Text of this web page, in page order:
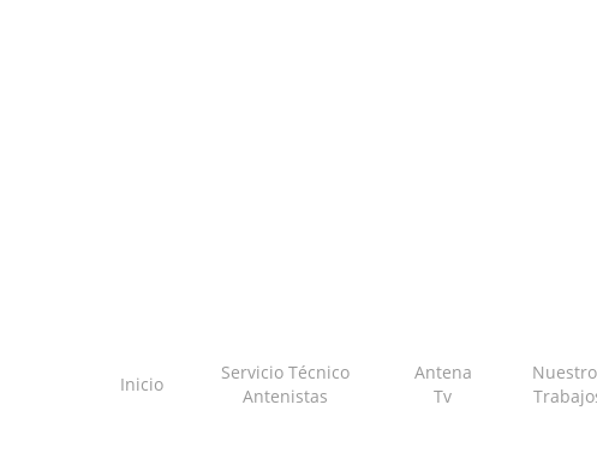
Inicio
Servicio Técnico
Antenistas
Antena
Tv